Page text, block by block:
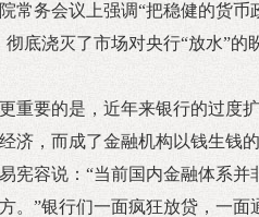
常务会议上强调“把稳健的货
彻底浇灭了市场对央行“放水”的
更重要的是，近年来银行的过度
济，而成了金融机构以钱生钱
宪容说：“当前国内金融体系
。”银行们一面疯狂放贷，一